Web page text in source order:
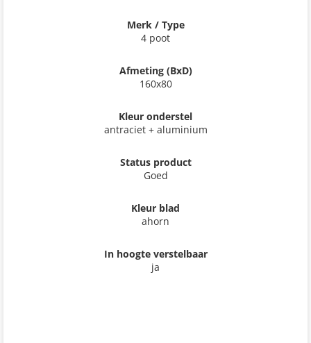
Merk / Type
4 poot
Afmeting (BxD)
160x80
Kleur onderstel
antraciet + aluminium
Status product
Goed
Kleur blad
ahorn
In hoogte verstelbaar
ja